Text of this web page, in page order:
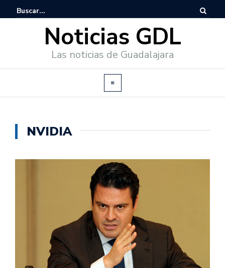
Noticias GDL
Las noticias de Guadalajara
NVIDIA